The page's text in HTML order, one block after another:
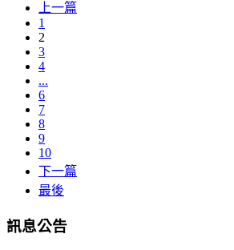
上一篇
1
2
3
4
...
6
7
8
9
10
下一篇
最後
訊息公告